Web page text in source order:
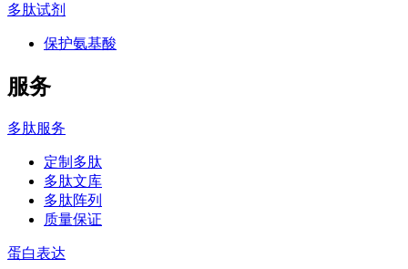
多肽试剂
保护氨基酸
服务
多肽服务
定制多肽
多肽文库
多肽阵列
质量保证
蛋白表达